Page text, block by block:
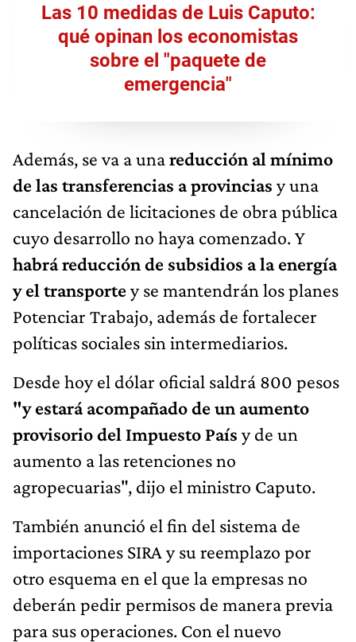
Las 10 medidas de Luis Caputo:
qué opinan los economistas
sobre el "paquete de
emergencia"
Además, se va a unareducción al mínimo
de las transferencias a provincias y una
cancelación de licitaciones de obra pública
cuyo desarrollo no haya comenzado. Y
habrá reducción de subsidios a la energía
y el transportey se mantendrán los planes
Potenciar Trabajo, además de fortalecer
políticas sociales sin intermediarios.
Desde hoy el dólar oficial saldrá 800 pesos
"y estará acompañado de un aumento
provisorio del Impuesto País y de un
aumento a las retenciones no
agropecuarias", dijo el ministro Caputo.
También anunció el fin del sistema de
importaciones SIRA y su reemplazo por
otro esquema en el que la empresas no
deberán pedir permisos de manera previa
para sus operaciones. Con el nuevo